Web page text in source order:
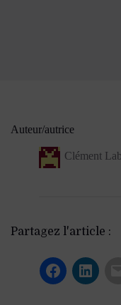
Auteur/autrice
Clément
Partagez l'article :